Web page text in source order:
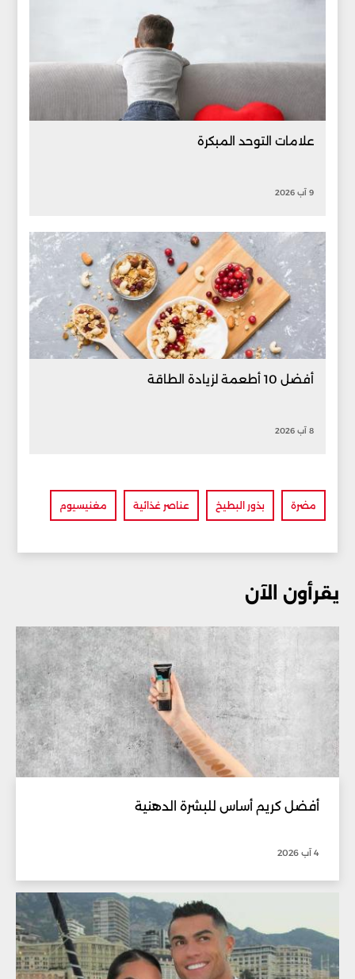
علامات التوحد المبكرة
9 آب 2026
أفضل 10 أطعمة لزيادة الطاقة
8 آب 2026
مضرة بذور البطيخ عناصر غذائية مغنيسيوم
يقرأون الآن
أفضل كريم أساس للبشرة الدهنية
4 آب 2026